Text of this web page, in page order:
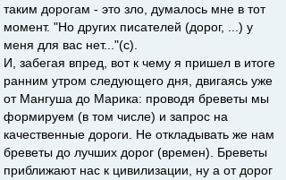
таким дорогам - это зло, думалось мне в тот
момент. "Но других писателей (дорог, ...) у
меня для вас нет..."(с).
И, забегая впред, вот к чему я пришел в итоге
ранним утром следующего дня, двигаясь уже
от Мангуша до Марика: проводя бреветы мы
формируем (в том числе) и запрос на
качественные дороги. Не откладывать же нам
бреветы до лучших дорог (времен). Бреветы
приближают нас к цивилизации, ну а от дорог